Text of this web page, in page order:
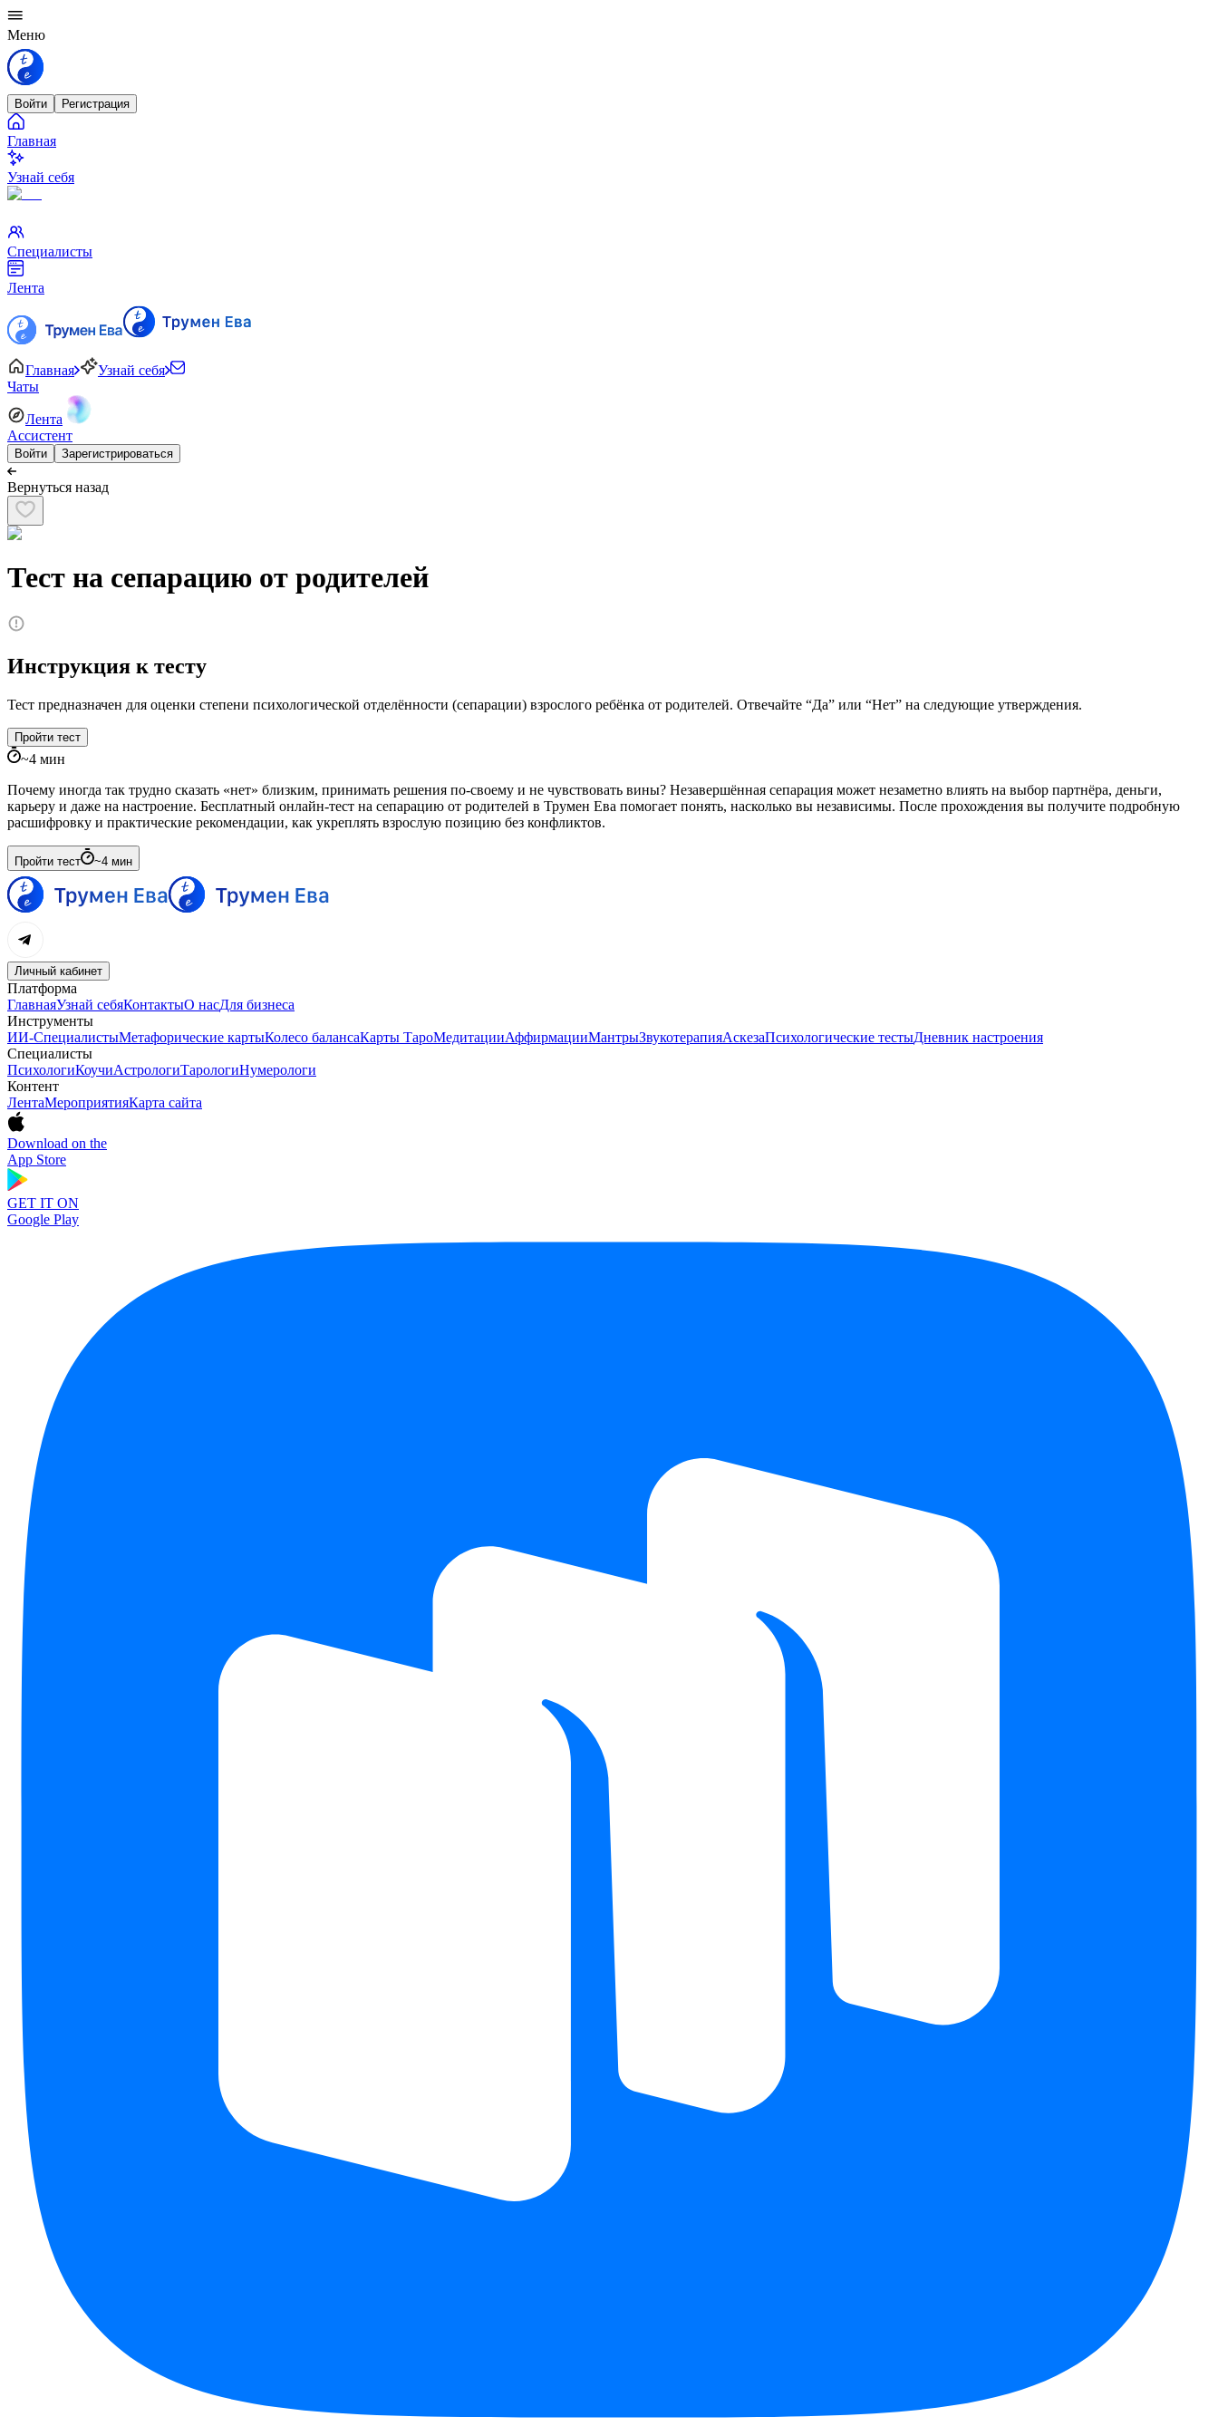
Меню
Войти Регистрация
Главная
Узнай себя
Специалисты
Лента
Главная
Узнай себя
Чаты
Лента
Ассистент
Войти Зарегистрироваться
Вернуться назад
Тест на сепарацию от родителей
Инструкция к тесту
Тест предназначен для оценки степени психологической отделённости (сепарации) взрослого ребёнка от родителей. Отвечайте “Да” или “Нет” на следующие утверждения.
Пройти тест
~4 мин
Почему иногда так трудно сказать «нет» близким, принимать решения по-своему и не чувствовать вины? Незавершённая сепарация может незаметно влиять на выбор партнёра, деньги,
карьеру и даже на настроение. Бесплатный онлайн-тест на сепарацию от родителей в Трумен Ева помогает понять, насколько вы независимы. После прохождения вы получите подробную
расшифровку и практические рекомендации, как укреплять взрослую позицию без конфликтов.
Пройти тест ~4 мин
Личный кабинет
Платформа
ГлавнаяУзнай себяКонтактыО насДля бизнеса
Инструменты
ИИ-СпециалистыМетафорические картыКолесо балансаКарты ТароМедитацииАффирмацииМантрыЗвукотерапияАскезаПсихологические тестыДневник настроения
Специалисты
ПсихологиКоучиАстрологиТарологиНумерологи
Контент
ЛентаМероприятияКарта сайта
Download on the
App Store
GET IT ON
Google Play